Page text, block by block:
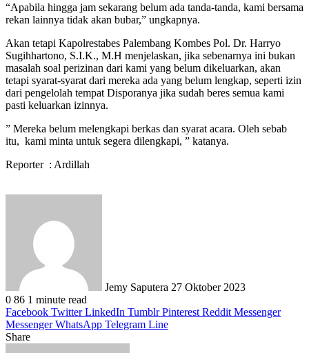
“Apabila hingga jam sekarang belum ada tanda-tanda, kami bersama
rekan lainnya tidak akan bubar,” ungkapnya.
Akan tetapi Kapolrestabes Palembang Kombes Pol. Dr. Harryo
Sugihhartono, S.I.K., M.H menjelaskan, jika sebenarnya ini bukan
masalah soal perizinan dari kami yang belum dikeluarkan, akan
tetapi syarat-syarat dari mereka ada yang belum lengkap, seperti izin
dari pengelolah tempat Disporanya jika sudah beres semua kami
pasti keluarkan izinnya.
” Mereka belum melengkapi berkas dan syarat acara. Oleh sebab
itu, kami minta untuk segera dilengkapi, ” katanya.
Reporter : Ardillah
Jemy Saputera 27 Oktober 2023
0 86 1 minute read
Facebook Twitter LinkedIn Tumblr Pinterest Reddit Messenger
Messenger WhatsApp Telegram Line
Share